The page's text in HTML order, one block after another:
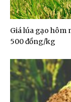
Giá lúa gạo hôm
500 đồng/kg